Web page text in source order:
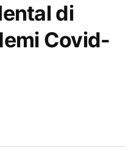
di
Covid-